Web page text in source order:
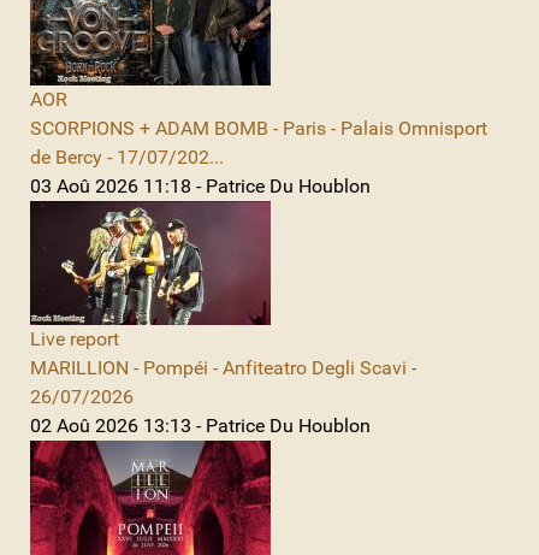
AOR
SCORPIONS + ADAM BOMB - Paris - Palais Omnisport
de Bercy - 17/07/202...
03 Aoû 2026 11:18 - Patrice Du Houblon
Live report
MARILLION - Pompéi - Anfiteatro Degli Scavi -
26/07/2026
02 Aoû 2026 13:13 - Patrice Du Houblon